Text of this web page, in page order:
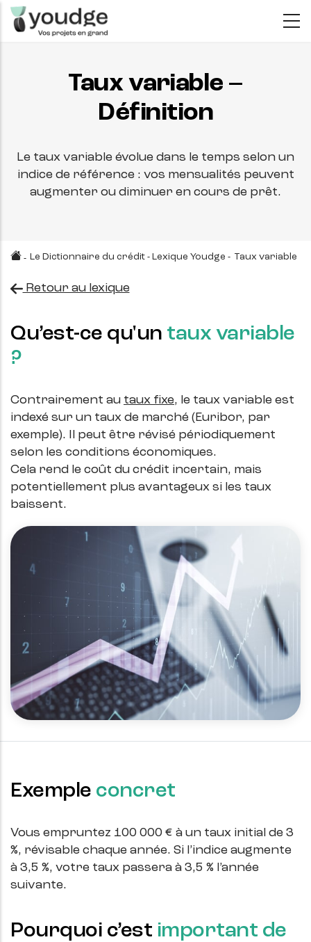
Aller
au
Taux variable –
Définition
Le taux variable évolue dans le temps selon un
indice de référence : vos mensualités peuvent
augmenter ou diminuer en cours de prêt.
- Le Dictionnaire du crédit - Lexique Youdge - Taux variable
Retour au lexique
Qu’est-ce qu'un taux variable
?
Contrairement au taux fixe, le taux variable est
indexé sur un taux de marché (Euribor, par
exemple). Il peut être révisé périodiquement
selon les conditions économiques.
Cela rend le coût du crédit incertain, mais
potentiellement plus avantageux si les taux
baissent.
Exemple concret
Vous empruntez 100 000 € à un taux initial de 3
%, révisable chaque année. Si l’indice augmente
à 3,5 %, votre taux passera à 3,5 % l’année
suivante.
Pourquoi c’est important de